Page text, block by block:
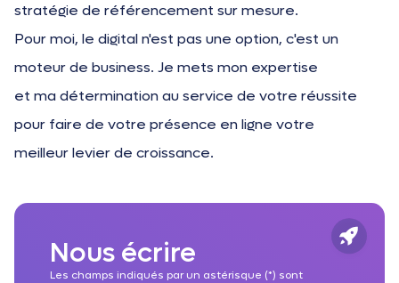
stratégie de référencement sur mesure.
Pour moi, le digital n'est pas une option, c'est un
moteur de business. Je mets mon expertise
et ma détermination au service de votre réussite
pour faire de votre présence en ligne votre
meilleur levier de croissance.
Nous écrire
Les champs indiqués par un astérisque (*) sont